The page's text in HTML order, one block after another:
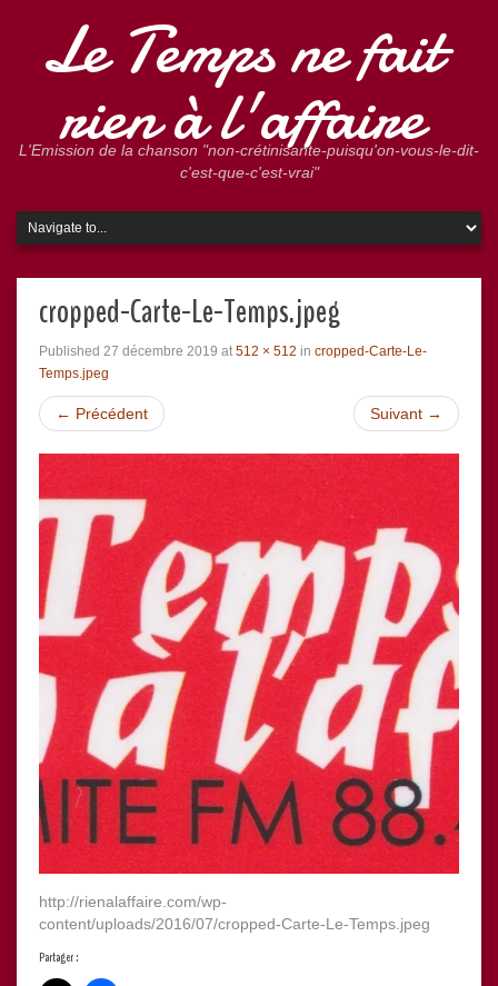
Le Temps ne fait
rien à l'affaire
L'Emission de la chanson "non-crétinisante-puisqu'on-vous-le-dit-
c'est-que-c'est-vrai"
cropped-Carte-Le-Temps.jpeg
Published 27 décembre 2019 at512 × 512 in cropped-Carte-Le-
Temps.jpeg
← Précédent Suivant →
http://rienalaffaire.com/wp-
content/uploads/2016/07/cropped-Carte-Le-Temps.jpeg
Partager :